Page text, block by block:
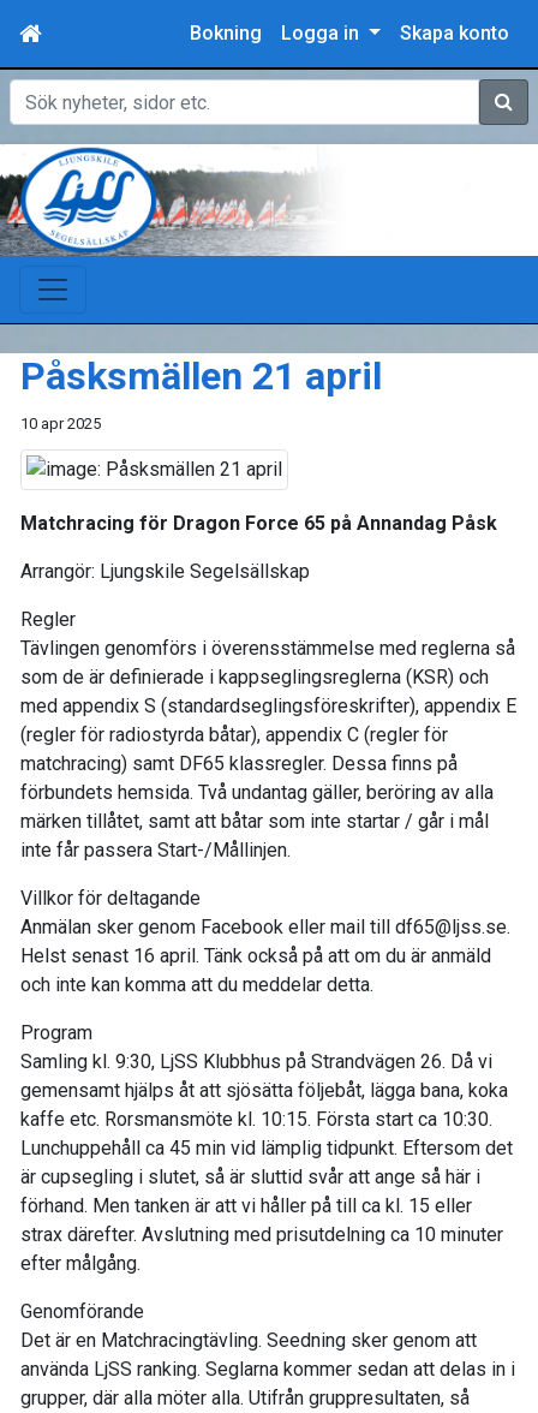
Bokning Logga in Skapa konto
Sök
Påsksmällen 21 april
10 apr 2025
Matchracing för Dragon Force 65 på Annandag Påsk
Arrangör: Ljungskile Segelsällskap
Regler
Tävlingen genomförs i överensstämmelse med reglerna så
som de är definierade i kappseglingsreglerna (KSR) och
med appendix S (standardseglingsföreskrifter), appendix E
(regler för radiostyrda båtar), appendix C (regler för
matchracing) samt DF65 klassregler. Dessa finns på
förbundets hemsida. Två undantag gäller, beröring av alla
märken tillåtet, samt att båtar som inte startar / går i mål
inte får passera Start-/Mållinjen.
Villkor för deltagande
Anmälan sker genom Facebook eller mail till df65@ljss.se.
Helst senast 16 april. Tänk också på att om du är anmäld
och inte kan komma att du meddelar detta.
Program
Samling kl. 9:30, LjSS Klubbhus på Strandvägen 26. Då vi
gemensamt hjälps åt att sjösätta följebåt, lägga bana, koka
kaffe etc. Rorsmansmöte kl. 10:15. Första start ca 10:30.
Lunchuppehåll ca 45 min vid lämplig tidpunkt. Eftersom det
är cupsegling i slutet, så är sluttid svår att ange så här i
förhand. Men tanken är att vi håller på till ca kl. 15 eller
strax därefter. Avslutning med prisutdelning ca 10 minuter
efter målgång.
Genomförande
Det är en Matchracingtävling. Seedning sker genom att
använda LjSS ranking. Seglarna kommer sedan att delas in i
grupper, där alla möter alla. Utifrån gruppresultaten, så